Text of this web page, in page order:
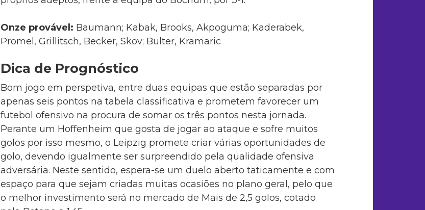
Onze provável: Baumann; Kabak, Brooks, Akpoguma; Kaderabek,
Promel, Grillitsch, Becker, Skov; Bulter, Kramaric
Dica de Prognóstico
Bom jogo em perspetiva, entre duas equipas que estão separadas por
apenas seis pontos na tabela classificativa e prometem favorecer um
futebol ofensivo na procura de somar os três pontos nesta jornada.
Perante um Hoffenheim que gosta de jogar ao ataque e sofre muitos
golos por isso mesmo, o Leipzig promete criar várias oportunidades de
golo, devendo igualmente ser surpreendido pela qualidade ofensiva
adversária. Neste sentido, espera-se um duelo aberto taticamente e com
espaço para que sejam criadas muitas ocasiões no plano geral, pelo que
o melhor investimento será no mercado de Mais de 2,5 golos, cotado